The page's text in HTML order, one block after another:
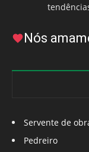
Nós
Servente de
Pedreiro